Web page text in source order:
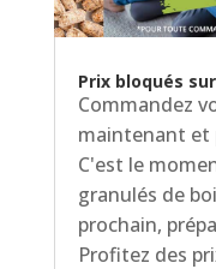
Prix bloqués
Commandez
maintenant et
C'est le
granulés de
prochain,
Profitez des